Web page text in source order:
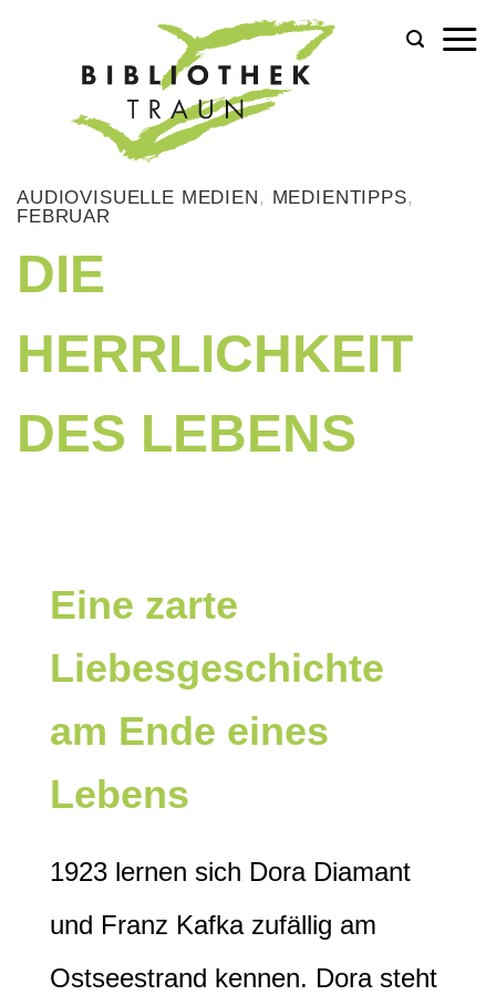
AUDIOVISUELLE MEDIEN, MEDIENTIPPS,
FEBRUAR
DIE
HERRLICHKEIT
DES LEBENS
Eine zarte
Liebesgeschichte
am Ende eines
Lebens
1923 lernen sich Dora Diamant
und Franz Kafka zufällig am
Ostseestrand kennen. Dora steht